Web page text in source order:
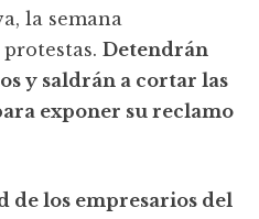
la semana
protestas.Detendrán
y saldrán a cortar las
exponer su reclamo
de los empresarios del